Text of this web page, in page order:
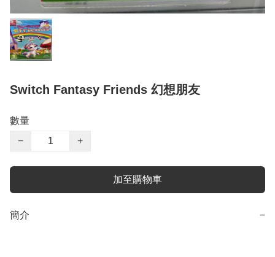
Switch Fantasy Friends 幻想朋友
數量
−
+
加至購物車
簡介 −